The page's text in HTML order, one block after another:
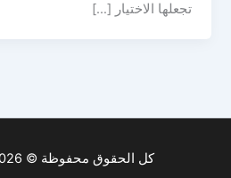
تجعلها الاختيار […]
كل الحقوق محفوظة © 2026 السريع الدولي